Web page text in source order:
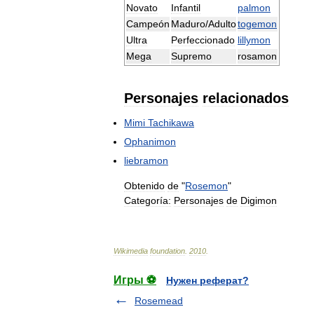
Novato
Infantil
palmon
Campeón Maduro/Adultotogemon
Ultra
Perfeccionado lillymon
Mega
Supremo rosamon
Personajes relacionados
Mimi Tachikawa
Ophanimon
liebramon
Obtenido de "Rosemon"
Categoría: Personajes de Digimon
Wikimedia foundation 2010
Игры ⚽
Нужен реферат?
Rosemead